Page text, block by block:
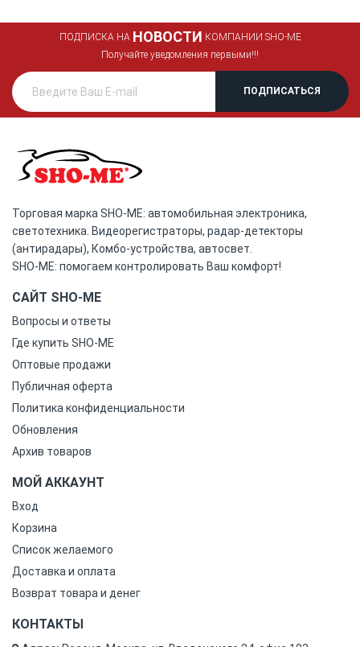
ПОДПИСКА НА НОВОСТИ КОМПАНИИ SHO-ME
Получайте уведомления первыми!!!
Торговая марка SHO-ME: автомобильная электроника,
светотехника. Видеорегистраторы, радар-детекторы
(антирадары), Комбо-устройства, автосвет.
SHO-ME: помогаем контролировать Ваш комфорт!
САЙТ SHO-ME
Вопросы и ответы
Где купить SHO-ME
Оптовые продажи
Публичная оферта
Политика конфиденциальности
Обновления
Архив товаров
МОЙ АККАУНТ
Вход
Корзина
Список желаемого
Доставка и оплата
Возврат товара и денег
КОНТАКТЫ